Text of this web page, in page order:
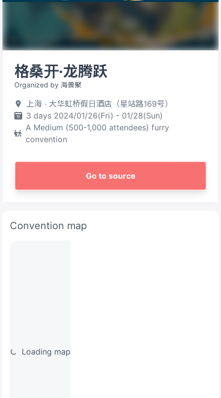
格桑开·龙腾跃
Organized by 海兽聚
上海 · 大华虹桥假日酒店（星站路169号）
3 days 2024/01/26(Fri) - 01/28(Sun)
A Medium (500-1,000 attendees) furry
convention
Go to source
Convention map
Loading map